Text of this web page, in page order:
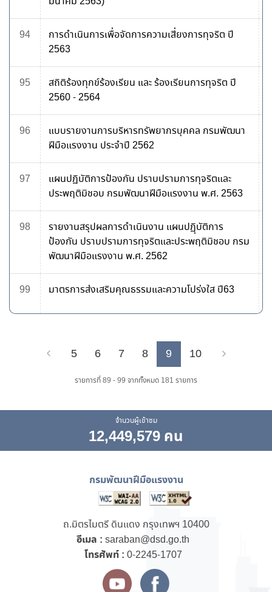
94
การดำเนินการเพื่อจัดการความเสี่ยงการทุจริต ปี
2563
95
สถิติร้องทุกข์ร้องเรียน และ ร้องเรียนการทุจริต ปี
2560 - 2564
96
แบบรายงานการบริหารทรัพยากรบุคคล กรมพัฒนา
ฝีมือแรงงาน ประจำปี 2562
97
แผนปฏิบัติการป้องกัน ปราบปรามการทุจริตและ
ประพฤติมิชอบ กรมพัฒนาฝีมือแรงงาน พ.ศ. 2563
98
รายงานสรุปผลการดำเนินงาน แผนปฏฺิบัติการ
ป้องกัน ปราบปรามการทุจริตและประพฤติมิชอบ กรม
พัฒนาฝีมือแรงงาน พ.ศ. 2562
99 มาตรการส่งเสริมคุณธรรมและความโปร่งใส ปี63
5 6 7 8 9 10
รายการที่ 89 - 99 จากทั้งหมด 181 รายการ
จำนวนผู้เข้าชม
12,449,579 คน
กรมพัฒนาฝีมือแรงงาน
ถ.มิตรไมตรี ดินแดง กรุงเทพฯ 10400
อีเมล : saraban@dsd.go.th
โทรศัพท์ : 0-2245-1707